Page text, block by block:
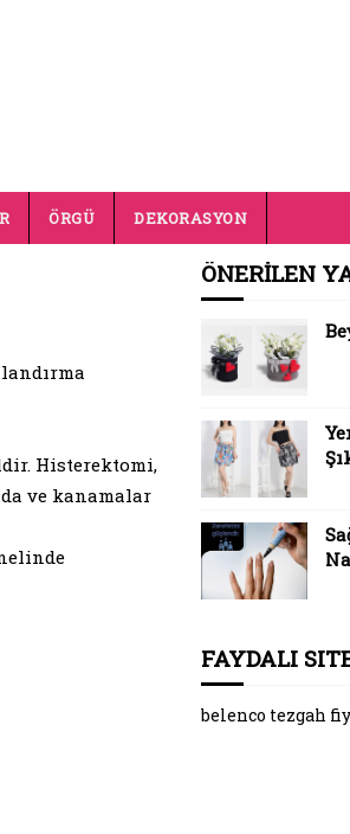
ÖRGÜ DEKORASYON
Histerektomi,
ve kanamalar
ÖNERİLEN
FAYDALI
belenco tezgah